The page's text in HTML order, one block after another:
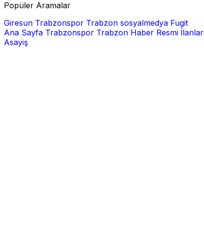
Popüler Aramalar
Giresun Trabzonspor Trabzon sosyalmedya Fugit
Ana Sayfa Trabzonspor Trabzon Haber Resmi İlanlar
Asayiş